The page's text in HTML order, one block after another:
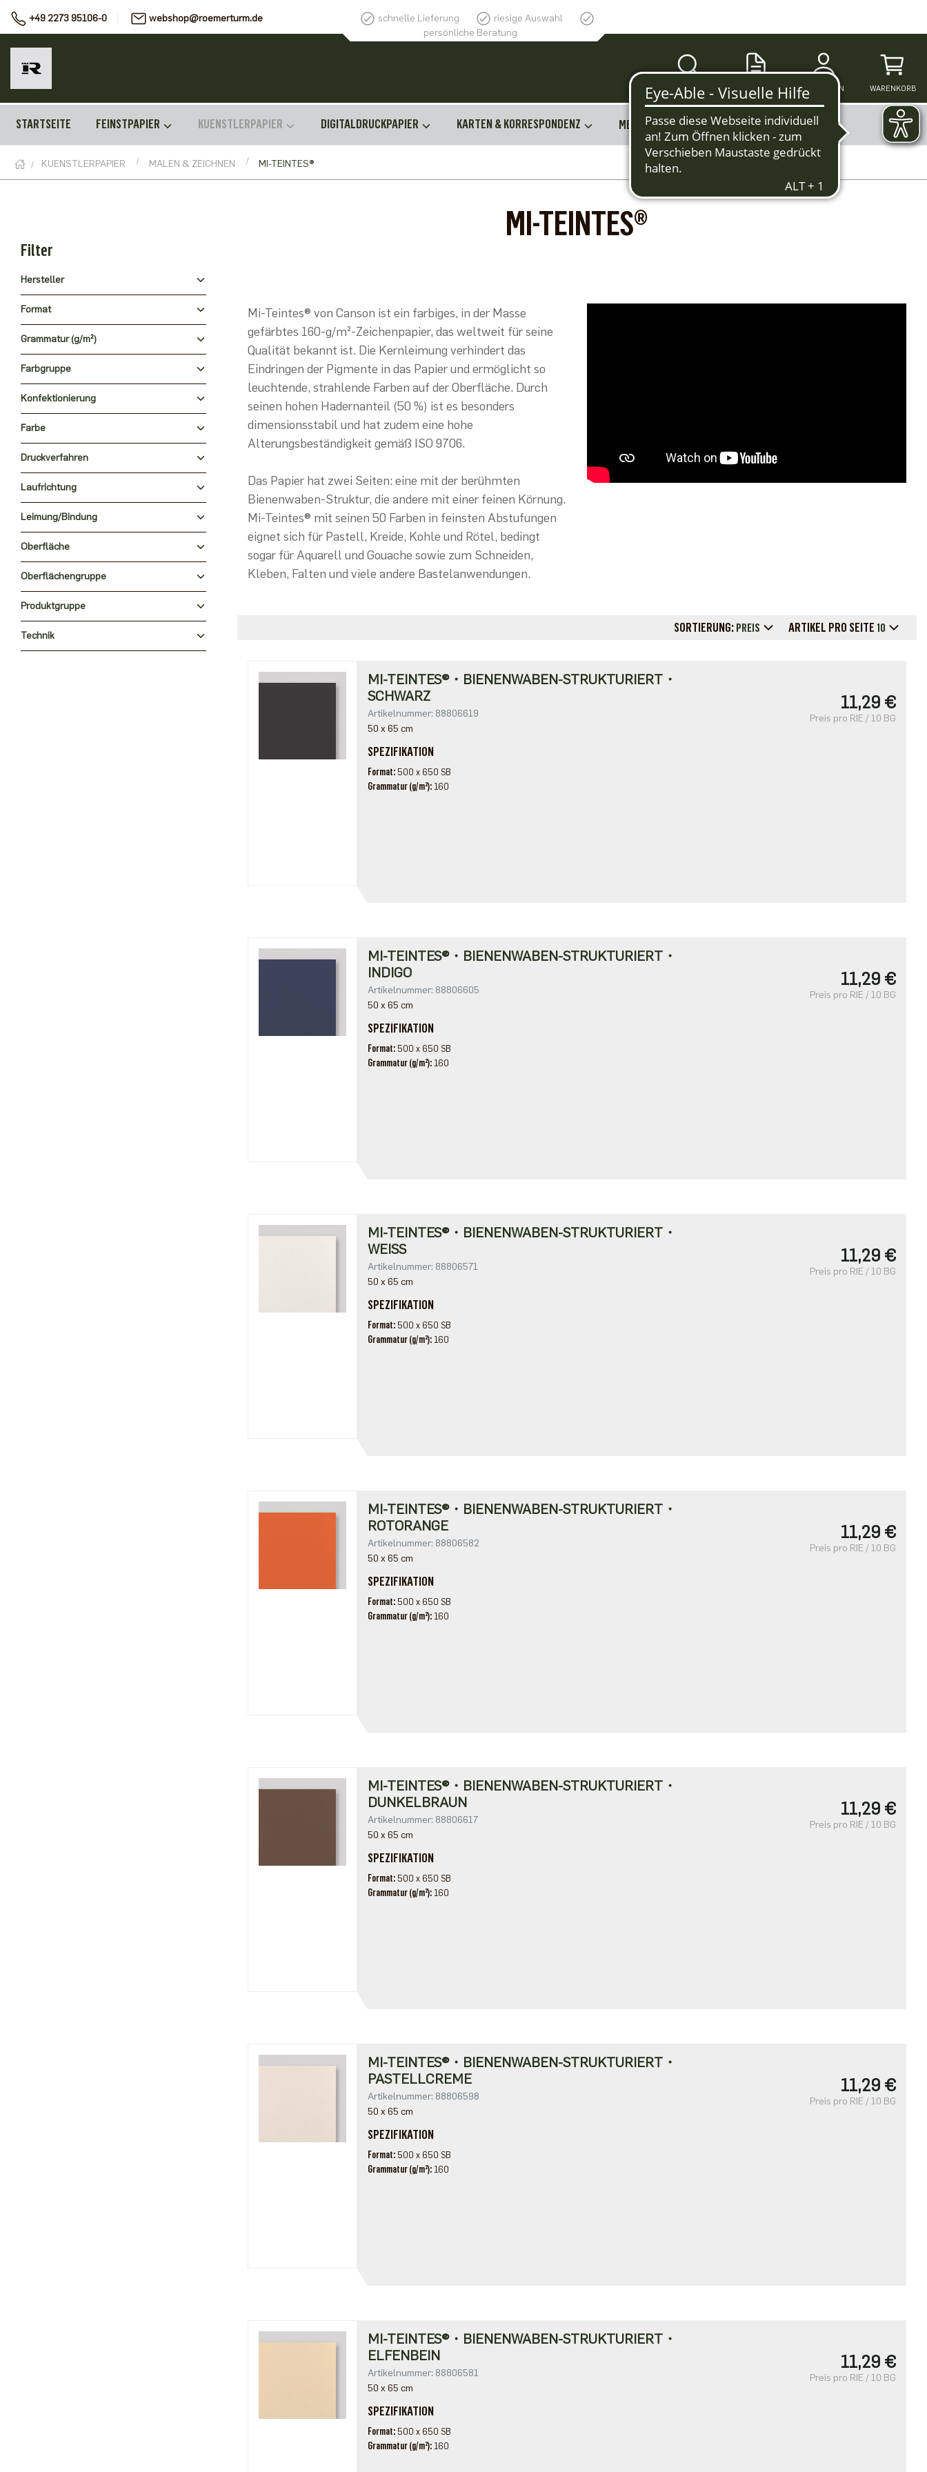
+49 2273 95106-0 webshop@roemerturm.de schnelle Lieferung
riesige Auswahl
persönliche Beratung
SUCHE MERKZETTEL ANMELDEN WARENKORB
STARTSEITE FEINSTPAPIER KUENSTLERPAPIER DIGITALDRUCKPAPIER KARTEN & KORRESPONDENZ MEHR
KUENSTLERPAPIER MALEN & ZEICHNEN MI-TEINTES®
Filter
Hersteller
Format
Grammatur (g/m²)
Farbgruppe
Konfektionierung
Farbe
Druckverfahren
Laufrichtung
Leimung/Bindung
Oberfläche
Oberflächengruppe
Produktgruppe
Technik
MI-TEINTES®
Mi-Teintes® von Canson ist ein farbiges, in der Masse
gefärbtes 160-g/m²-Zeichenpapier, das weltweit für seine
Qualität bekannt ist. Die Kernleimung verhindert das
Eindringen der Pigmente in das Papier und ermöglicht so
leuchtende, strahlende Farben auf der Oberfläche. Durch
seinen hohen Hadernanteil (50 %) ist es besonders
dimensionsstabil und hat zudem eine hohe
Alterungsbeständigkeit gemäß ISO 9706.
Das Papier hat zwei Seiten: eine mit der berühmten
Bienenwaben-Struktur, die andere mit einer feinen Körnung.
Mi-Teintes® mit seinen 50 Farben in feinsten Abstufungen
eignet sich für Pastell, Kreide, Kohle und Rötel, bedingt
sogar für Aquarell und Gouache sowie zum Schneiden,
Kleben, Falten und viele andere Bastelanwendungen.
SORTIERUNG: PREIS ARTIKEL PRO SEITE 10
MI-TEINTES®・BIENENWABEN-STRUKTURIERT・
SCHWARZ
Artikelnummer: 88806619
50 x 65 cm
SPEZIFIKATION
Format 500 x 650 SB
Grammatur (g/m²) 160
11,29 €
Preis pro RIE / 10 BG
MI-TEINTES®・BIENENWABEN-STRUKTURIERT・
INDIGO
Artikelnummer: 88806605
50 x 65 cm
SPEZIFIKATION
Format 500 x 650 SB
Grammatur (g/m²) 160
11,29 €
Preis pro RIE / 10 BG
MI-TEINTES®・BIENENWABEN-STRUKTURIERT・
WEISS
Artikelnummer: 88806571
50 x 65 cm
SPEZIFIKATION
Format 500 x 650 SB
Grammatur (g/m²) 160
11,29 €
Preis pro RIE / 10 BG
MI-TEINTES®・BIENENWABEN-STRUKTURIERT・
ROTORANGE
Artikelnummer: 88806582
50 x 65 cm
SPEZIFIKATION
Format 500 x 650 SB
Grammatur (g/m²) 160
11,29 €
Preis pro RIE / 10 BG
MI-TEINTES®・BIENENWABEN-STRUKTURIERT・
DUNKELBRAUN
Artikelnummer: 88806617
50 x 65 cm
SPEZIFIKATION
Format 500 x 650 SB
Grammatur (g/m²) 160
11,29 €
Preis pro RIE / 10 BG
MI-TEINTES®・BIENENWABEN-STRUKTURIERT・
PASTELLCREME
Artikelnummer: 88806598
50 x 65 cm
SPEZIFIKATION
Format 500 x 650 SB
Grammatur (g/m²) 160
11,29 €
Preis pro RIE / 10 BG
MI-TEINTES®・BIENENWABEN-STRUKTURIERT・
ELFENBEIN
Artikelnummer: 88806581
50 x 65 cm
SPEZIFIKATION
Format 500 x 650 SB
Grammatur (g/m²) 160
11,29 €
Preis pro RIE / 10 BG